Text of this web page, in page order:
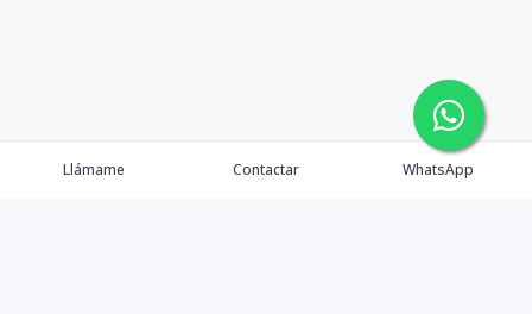
Llámame Contactar WhatsApp